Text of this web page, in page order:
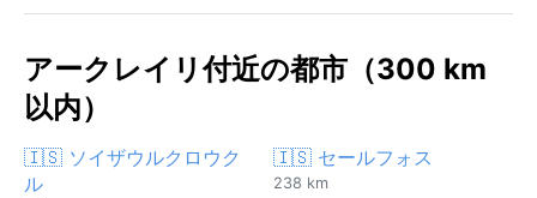
アークレイリ付近の都市（300 km
以内）
🇮🇸 ソイザウルクロウク
ル
🇮🇸 セールフォス
238 km